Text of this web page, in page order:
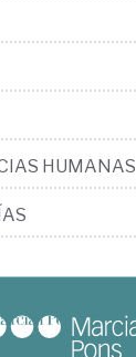
HUMANAS